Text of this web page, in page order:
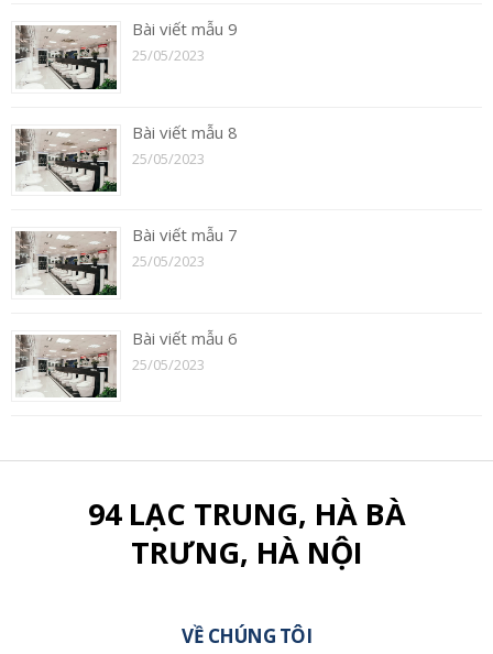
Bài viết mẫu 9
25/05/2023
Bài viết mẫu 8
25/05/2023
Bài viết mẫu 7
25/05/2023
Bài viết mẫu 6
25/05/2023
94 LẠC TRUNG, HÀ BÀ
TRƯNG, HÀ NỘI
VỀ CHÚNG TÔI